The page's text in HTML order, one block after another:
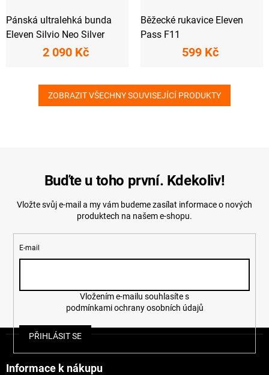
Pánská ultralehká bunda
Eleven Silvio Neo Silver
2 090 Kč
Běžecké rukavice Eleven
Pass F11
599 Kč
ZOBRAZIT VŠECHNY SOUVISEJÍCÍ PRODUKTY
Buďte u toho první. Kdekoliv!
Vložte svůj e-mail a my vám budeme zasílat informace o nových
produktech na našem e-shopu.
E-mail
podmínkami ochrany osobních údajů
PŘIHLÁSIT SE
Informace k nákupu